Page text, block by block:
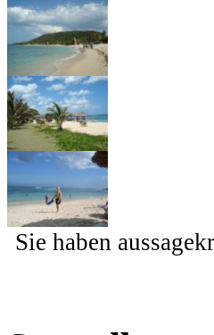
Sie haben